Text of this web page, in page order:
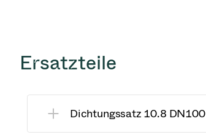
Ersatzteile
Dichtungssatz 10.8 DN100